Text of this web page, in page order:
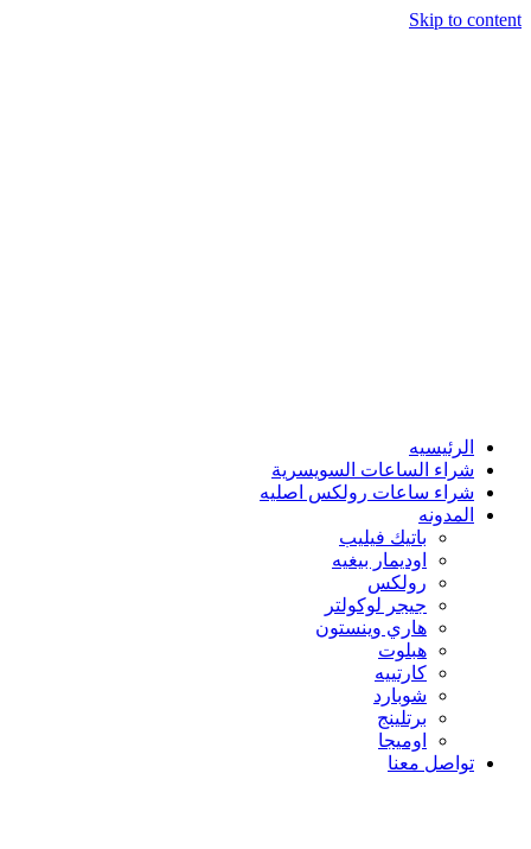
Skip to content
الرئيسيه
شراء الساعات السويسرية
شراء ساعات رولكس اصليه
المدونه
باتيك فيليب
اوديمار بيغيه
رولكس
جيجر لوكولتر
هاري وينستون
هبلوت
كارتييه
شوبارد
برتلينج
اوميجا
تواصل معنا